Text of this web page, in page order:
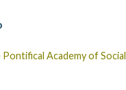
Academy of